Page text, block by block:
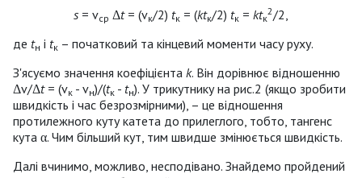
s = vср Δt= (vк/2) tк = (ktк/2) tк = ktк
2/2,
де tн і tк – початковий та кінцевий моменти часу руху.
З'ясуємо значення коефіцієнта k. Він дорівнює відношенню
Δv/Δt= (vк - vн)/(tк - tн). У трикутнику на рис.2 (якщо зробити
швидкість і час безрозмірними), – це відношення
протилежного куту катета до прилеглого, тобто, тангенс
кута α. Чим більший кут, тим швидше змінюється швидкість.
Далі вчинимо, можливо, несподівано. Знайдемо пройдений